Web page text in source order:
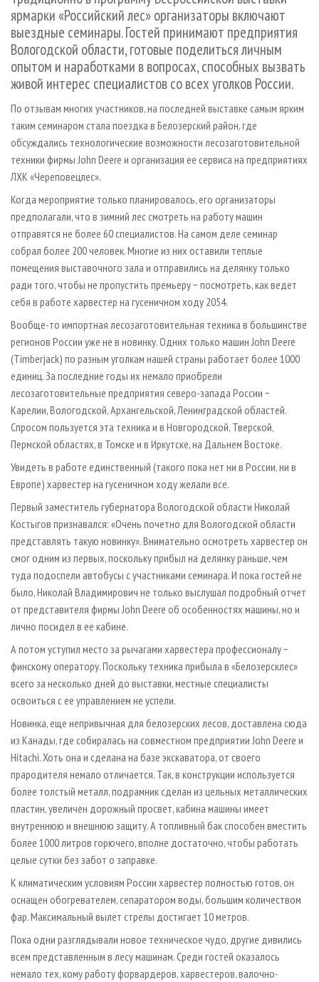
СУШКА ДРЕВЕСИНЫ
ПРОИЗВОДСТВО ДРЕВЕСНЫХ ПЛИТ
ДЕРЕВЯННОЕ ДОМОСТРОЕНИЕ
ПРОИЗВОДСТВО МЕБЕЛИ
БИОЭНЕРГЕТИКА
ЦБП
ИНСТРУМЕНТ И МАТЕРИАЛЫ
ПЕРСОНЫ
МОБИЛЬНЫЕ ВЫСТАВКИ
ОФИЦИАЛЬНЫЕ ДЕЛЕГАЦИИ
ПРИОРИТЕТНЫЕ ИНВЕСТПРОЕКТЫ
RUSSIAN FORESTRY REVIEW
ГАЗЕТА ЛЕСПРОМФОРУМ
БИБЛИОТЕКА СПЕЦИАЛИСТА
КОНТАКТЫ
РЕКЛАМА
РЕКЛАМА НА САЙТЕ
ярмарки «Российский лес» организаторы включают
выездные семинары. Гостей принимают предприятия
Вологодской области, готовые поделиться личным
опытом и наработками в вопросах, способных вызвать
живой интерес специалистов со всех уголков России.
По отзывам многих участников, на последней выставке самым ярким
таким семинаром стала поездка в Белозерский район, где
обсуждались технологические возможности лесозаготовительной
техники фирмы John Deere и организация ее сервиса на предприятиях
ЛХК «Череповецлес».
Когда мероприятие только планировалось, его организаторы
предполагали, что в зимний лес смотреть на работу машин
отправятся не более 60 специалистов. На самом деле семинар
собрал более 200 человек. Многие из них оставили теплые
помещения выставочного зала и отправились на делянку только
ради того, чтобы не пропустить премьеру − посмотреть, как ведет
себя в работе харвестер на гусеничном ходу 2054.
Вообще-то импортная лесозаготовительная техника в большинстве
регионов России уже не в новинку. Одних только машин John Deere
(Timberjack) по разным уголкам нашей страны работает более 1000
единиц. За последние годы их немало приобрели
лесозаготовительные предприятия северо-запада России −
Карелии, Вологодской, Архангельской, Ленинградской областей.
Спросом пользуется эта техника и в Новгородской, Тверской,
Пермской областях, в Томске и в Иркутске, на Дальнем Востоке.
Увидеть в работе единственный (такого пока нет ни в России, ни в
Европе) харвестер на гусеничном ходу желали все.
Первый заместитель губернатора Вологодской области Николай
Костыгов признавался: «Очень почетно для Вологодской области
представлять такую новинку». Внимательно осмотреть харвестер он
смог одним из первых, поскольку прибыл на делянку раньше, чем
туда подоспели автобусы с участниками семинара. И пока гостей не
было, Николай Владимирович не только выслушал подробный отчет
от представителя фирмы John Deere об особенностях машины, но и
лично посидел в ее кабине.
А потом уступил место за рычагами харвестера профессионалу −
финскому оператору. Поскольку техника прибыла в «Белозерсклес»
всего за несколько дней до выставки, местные специалисты
освоиться с ее управлением не успели.
Новинка, еще непривычная для белозерских лесов, доставлена сюда
из Канады, где собиралась на совместном предприятии John Deere и
Hitachi. Хоть она и сделана на базе экскаватора, от своего
прародителя немало отличается. Так, в конструкции используется
более толстый металл, подрамник сделан из цельных металлических
пластин, увеличен дорожный просвет, кабина машины имеет
внутреннюю и внешнюю защиту. А топливный бак способен вместить
более 1000 литров горючего, вполне достаточно, чтобы работать
целые сутки без забот о заправке.
К климатическим условиям России харвестер полностью готов, он
оснащен обогревателем, сепаратором воды, большим количеством
фар. Максимальный вылет стрелы достигает 10 метров.
Пока одни разглядывали новое техническое чудо, другие дивились
всем представленным в лесу машинам. Среди гостей оказалось
немало тех, кому работу форвардеров, харвестеров, валочно-